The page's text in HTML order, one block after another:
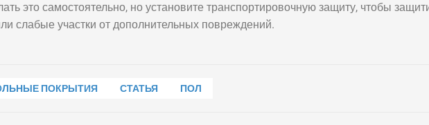
это самостоятельно, но установите транспортировочную защиту, чтобы
слабые участки от дополнительных повреждений.
ПОКРЫТИЯ СТАТЬЯ ПОЛ